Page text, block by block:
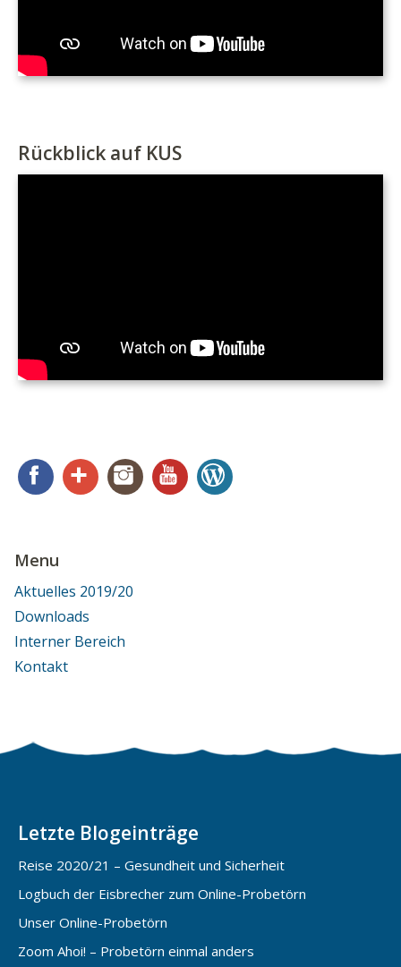
Rückblick auf KUS
FacebookGoogle+ InstagramYouTube
Menu
Aktuelles 2019/20
Downloads
Interner Bereich
Kontakt
Letzte Blogeinträge
Reise 2020/21 – Gesundheit und Sicherheit
Logbuch der Eisbrecher zum Online-Probetörn
Unser Online-Probetörn
Zoom Ahoi! – Probetörn einmal anders